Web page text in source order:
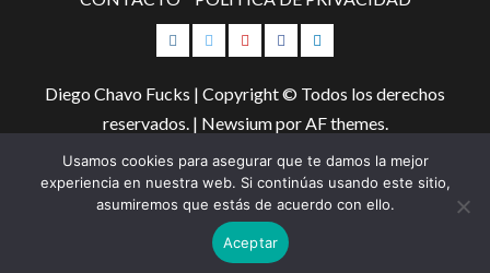
Instagram
TwitterYoutubeFacebookLinkedIn
Diego Chavo Fucks | Copyright © Todos los derechos
reservados. | Newsiumpor AF themes.
Usamos cookies para asegurar que te damos la mejor
experiencia en nuestra web. Si continúas usando este sitio,
asumiremos que estás de acuerdo con ello.
Aceptar
Too Many Requests
The user has sent too many requests in a given amount of time.